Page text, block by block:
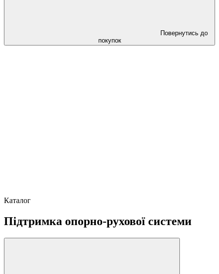
Повернутись до
покупок
Каталог
Підтримка опорно-рухової системи